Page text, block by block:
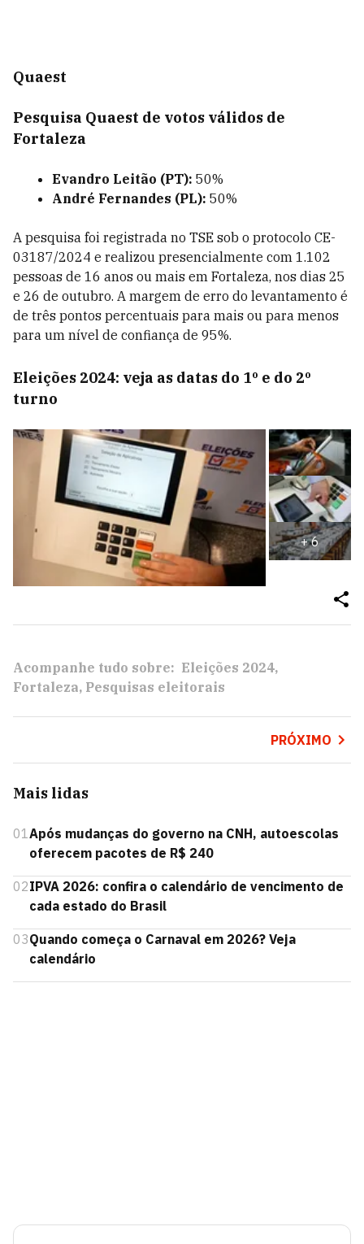
Quaest
Pesquisa Quaest de votos válidos de
Fortaleza
Evandro Leitão (PT): 50%
André Fernandes (PL): 50%
A pesquisa foi registrada no TSE sob o protocolo CE-
03187/2024 e realizou presencialmente com 1.102
pessoas de 16 anos ou mais em Fortaleza, nos dias 25
e 26 de outubro. A margem de erro do levantamento é
de três pontos percentuais para mais ou para menos
para um nível de confiança de 95%.
Eleições 2024: veja as datas do 1º e do 2º
turno
+6
Acompanhe tudo sobre: Eleições 2024
Fortaleza Pesquisas eleitorais
PRÓXIMO
Mais lidas
01Após mudanças do governo na CNH, autoescolas
oferecem pacotes de R$ 240
02IPVA 2026: confira o calendário de vencimento de
cada estado do Brasil
03Quando começa o Carnaval em 2026? Veja
calendário